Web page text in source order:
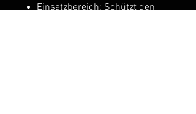
Einsatzbereich: Schützt den